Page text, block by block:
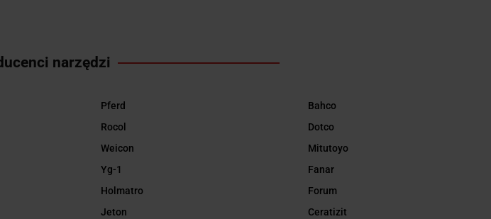
narzędzi
Pferd
Rocol
Weicon
Yg-1
Holmatro
Jeton
Bahco
Dotco
Mitutoyo
Fanar
Forum
Ceratizit